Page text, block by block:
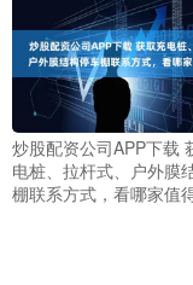
炒股配资公司APP下载
电桩、拉杆式、户外膜
棚联系方式，看哪家值